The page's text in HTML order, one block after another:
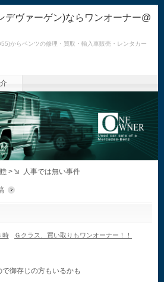
デヴァーゲン)ならワンオーナー@
からベンツの修理・買取・輸入車販売・レンタカー
> 人事では無い事件
時 Ｇクラス、買い取りもワンオーナー！！
御存じの方もいるかも